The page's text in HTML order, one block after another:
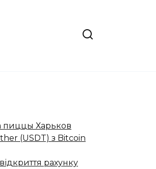
пиццы Харьков
(USDT) з Bitcoin
рахунку